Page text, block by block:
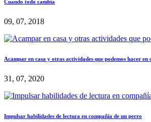
Cuando todo cambia
09, 07, 2018
Acampar en casa y otras actividades que podemos hacer en
31, 07, 2020
Impulsar habilidades de lectura en compañía de un perro